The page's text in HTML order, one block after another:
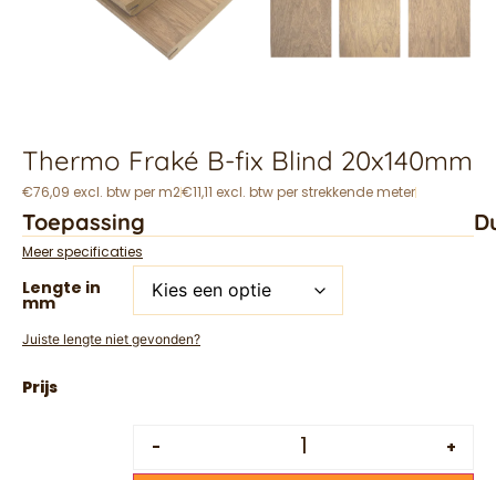
Thermo Fraké B-fix Blind 20x140mm
€76,09 excl. btw per m2€11,11 excl. btw per strekkende meter
Toepassing
Meer specificaties
Lengte in
mm
Juiste lengte niet gevonden?
- +